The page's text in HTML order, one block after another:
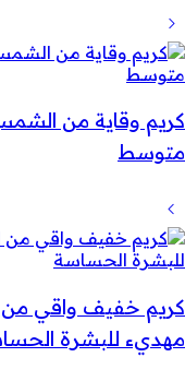
كريم وقاية من
متوسط
كريم خفيف واقي من
مهديء للبشرة